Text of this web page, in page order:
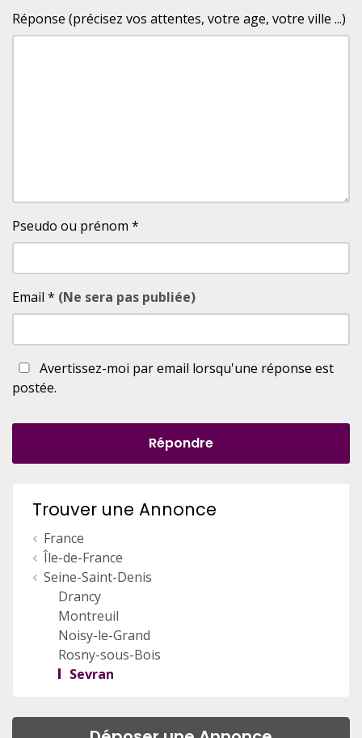
Réponse (précisez vos attentes, votre age, votre ville ...)
Pseudo ou prénom *
Email * (Ne sera pas publiée)
Avertissez-moi par email lorsqu'une réponse est
postée.
Répondre
Trouver une Annonce
France
Île-de-France
Seine-Saint-Denis
Drancy
Montreuil
Noisy-le-Grand
Rosny-sous-Bois
Sevran